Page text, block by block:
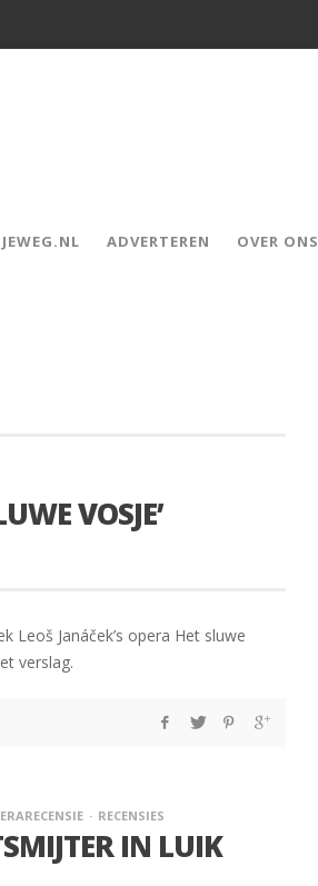
ADVERTEREN OVER ONS
VOSJE’
Leoš Janáček’s opera Het sluwe
verslag.
RECENSIES
IN LUIK